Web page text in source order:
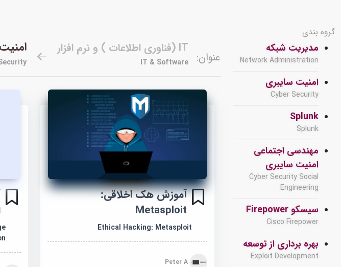
گروه بندی
مدیریت شبکه
Network Administration
امنیت سایبری
Cyber Security
Splunk
Splunk
مهندسی اجتماعی
امنیت سایبری
Cyber Security Social
Engineering
سیسکو Firepower
Cisco Firepower
بهره برداری از توسعه
Exploit Development
عنوان:
IT (فناوری اطلاعات ) و نرم افزار
IT & Software
آموزش هک اخلاقی:
Metasploit
Ethical Hacking: Metasploit